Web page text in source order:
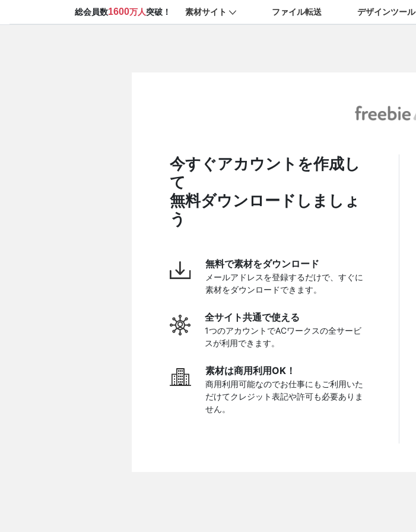
総会員数1600万人突破！ 素材サイト ファイル転送 デザインツール
今すぐアカウントを作成し
て
無料ダウンロードしましょ
う
無料で素材をダウンロード
メールアドレスを登録するだけで、すぐに
素材をダウンロードできます。
全サイト共通で使える
1つのアカウントでACワークスの全サービ
スが利用できます。
素材は商用利用OK！
商用利用可能なのでお仕事にもご利用いた
だけてクレジット表記や許可も必要ありま
せん。